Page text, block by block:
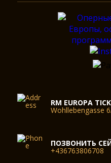
RM EUROPA
Wohllebengasse
ПОЗВОНИТЬ
+436763806708